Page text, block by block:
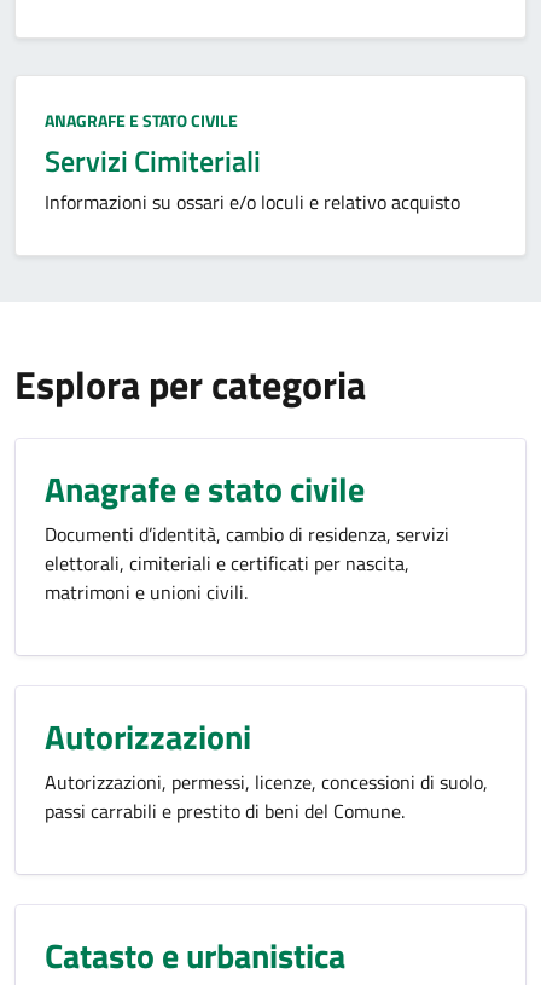
Categoria:
ANAGRAFE E STATO CIVILE
Servizi Cimiteriali
Informazioni su ossari e/o loculi e relativo acquisto
Esplora per categoria
Anagrafe e stato civile
Documenti d’identità, cambio di residenza, servizi
elettorali, cimiteriali e certificati per nascita,
matrimoni e unioni civili.
Autorizzazioni
Autorizzazioni, permessi, licenze, concessioni di suolo,
passi carrabili e prestito di beni del Comune.
Catasto e urbanistica